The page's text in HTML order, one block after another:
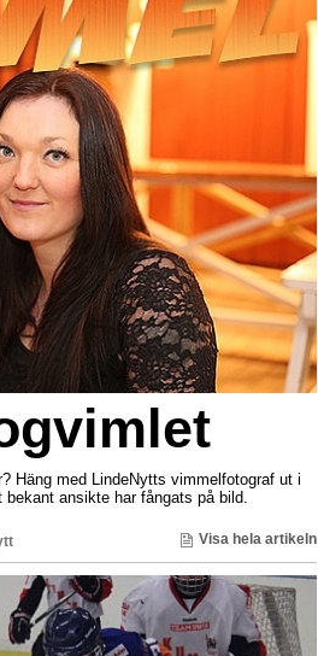
Häng med LindeNytts vimmelfotograf ut i
ansikte har fångats på bild.
Visa hela artikeln